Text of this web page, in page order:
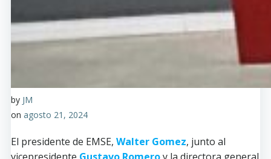
by JM
on agosto 21, 2024
El presidente de EMSE, Walter Gomez, junto al